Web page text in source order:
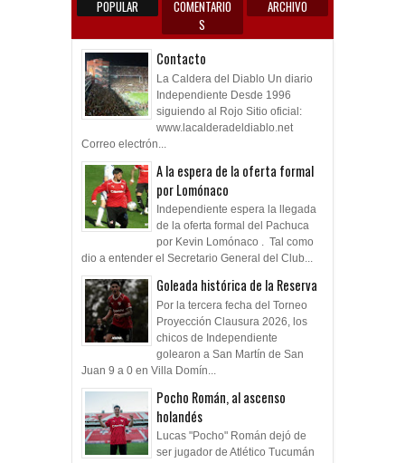
S
Contacto
La Caldera del Diablo Un diario
Independiente Desde 1996
siguiendo al Rojo Sitio oficial:
www.lacalderadeldiablo.net
Correo electrón...
A la espera de la oferta formal
por Lomónaco
Independiente espera la llegada
de la oferta formal del Pachuca
por Kevin Lomónaco . Tal como
dio a entender el Secretario General del Club...
Goleada histórica de la Reserva
Por la tercera fecha del Torneo
Proyección Clausura 2026, los
chicos de Independiente
golearon a San Martín de San
Juan 9 a 0 en Villa Domín...
Pocho Román, al ascenso
holandés
Lucas "Pocho" Román dejó de
ser jugador de Atlético Tucumán
tras rescindir su contrato, pero no